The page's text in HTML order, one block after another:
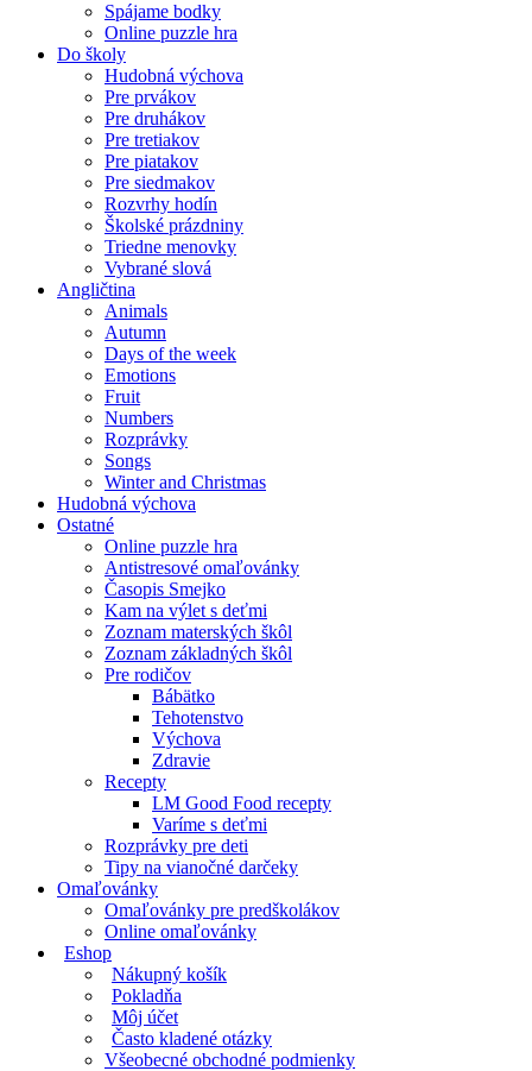
Spájame bodky
Online puzzle hra
Do školy
Hudobná výchova
Pre prvákov
Pre druhákov
Pre tretiakov
Pre piatakov
Pre siedmakov
Rozvrhy hodín
Školské prázdniny
Triedne menovky
Vybrané slová
Angličtina
Animals
Autumn
Days of the week
Emotions
Fruit
Numbers
Rozprávky
Songs
Winter and Christmas
Hudobná výchova
Ostatné
Online puzzle hra
Antistresové omaľovánky
Časopis Smejko
Kam na výlet s deťmi
Zoznam materských škôl
Zoznam základných škôl
Pre rodičov
Bábätko
Tehotenstvo
Výchova
Zdravie
Recepty
LM Good Food recepty
Varíme s deťmi
Rozprávky pre deti
Tipy na vianočné darčeky
Omaľovánky
Omaľovánky pre predškolákov
Online omaľovánky
Eshop
Nákupný košík
Pokladňa
Môj účet
Často kladené otázky
Všeobecné obchodné podmienky